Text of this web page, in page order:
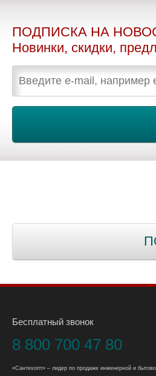
ПОДПИСКА НА
Новинки, скидки,
Бесплатный звонок
8 800 700 47 80
«Сантехопт» – лидер по продаже инженерной и